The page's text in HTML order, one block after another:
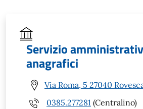
Servizio
anagrafici
Via Roma, 5 27040
0385.277281 (Centralino)